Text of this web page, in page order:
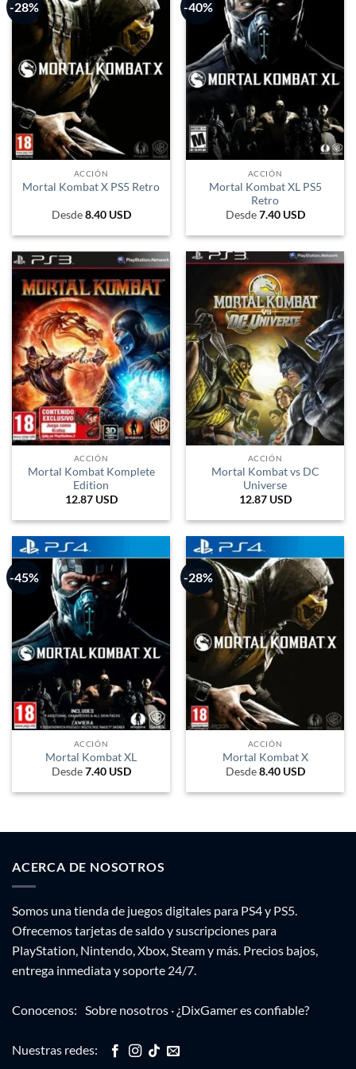
-28%
ACCIÓN
Mortal Kombat X PS5 Retro
Desde8.40 USD
-40%
ACCIÓN
Mortal Kombat XL PS5
Retro
Desde7.40 USD
ACCIÓN
Mortal Kombat Komplete
Edition
12.87 USD
ACCIÓN
Mortal Kombat vs DC
Universe
12.87 USD
-45%
ACCIÓN
Mortal Kombat XL
Desde7.40 USD
-28%
ACCIÓN
Mortal Kombat X
Desde8.40 USD
ACERCA DE NOSOTROS
Somos una tienda de juegos digitales para PS4 y PS5.
Ofrecemos tarjetas de saldo y suscripciones para
PlayStation, Nintendo, Xbox, Steam y más. Precios bajos,
entrega inmediata y soporte 24/7.
Conocenos: Sobre nosotros · ¿DixGamer es confiable?
Nuestras redes: